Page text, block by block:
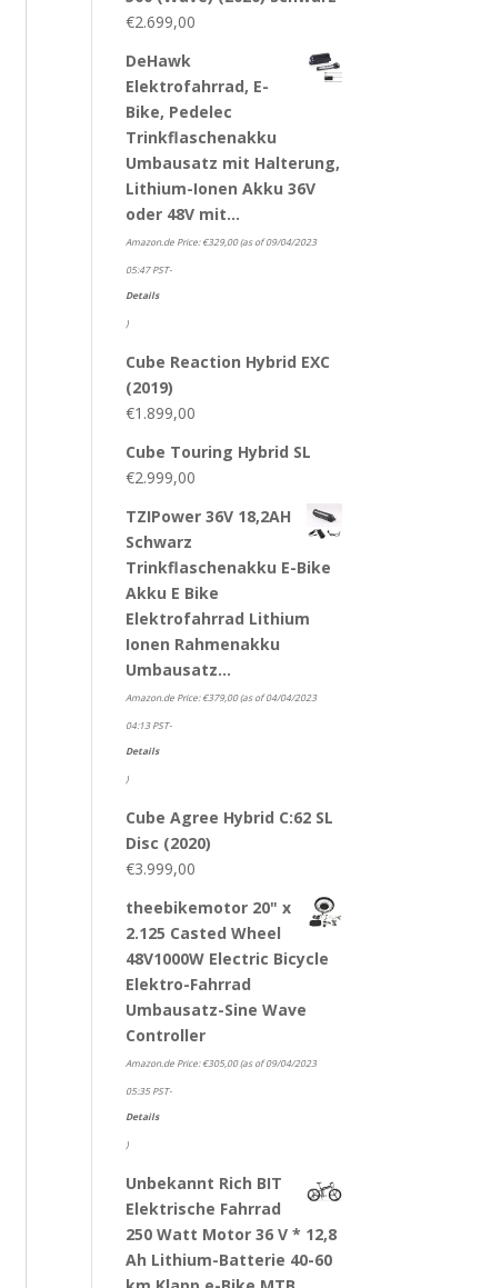
€2.699,00
DeHawk
Elektrofahrrad, E-
Bike, Pedelec
Trinkflaschenakku
Umbausatz mit Halterung,
Lithium-Ionen Akku 36V
oder 48V mit…
Amazon.de Price:€329,00(as of 09/04/2023
05:47 PST-
Details
)
Cube Reaction Hybrid EXC
(2019)
€1.899,00
Cube Touring Hybrid SL
€2.999,00
TZIPower 36V 18,2AH
Schwarz
Trinkflaschenakku E-Bike
Akku E Bike
Elektrofahrrad Lithium
Ionen Rahmenakku
Umbausatz…
Amazon.de Price:€379,00(as of 04/04/2023
04:13 PST-
Details
)
Cube Agree Hybrid C:62 SL
Disc (2020)
€3.999,00
theebikemotor 20" x
2.125 Casted Wheel
48V1000W Electric Bicycle
Elektro-Fahrrad
Umbausatz-Sine Wave
Controller
Amazon.de Price:€305,00(as of 09/04/2023
05:35 PST-
Details
)
Unbekannt Rich BIT
Elektrische Fahrrad
250 Watt Motor 36 V * 12,8
Ah Lithium-Batterie 40-60